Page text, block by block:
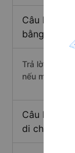
Câu hỏi:
bằng xe
Trả lời: Thời
nếu mật độ
Câu hỏi:
di chuyển